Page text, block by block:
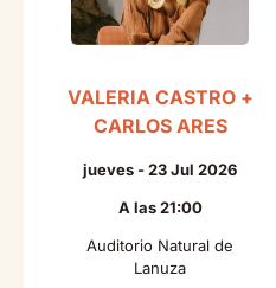
VALERIA CASTRO +
CARLOS ARES
jueves - 23 Jul 2026
A las 21:00
Auditorio Natural de
Lanuza